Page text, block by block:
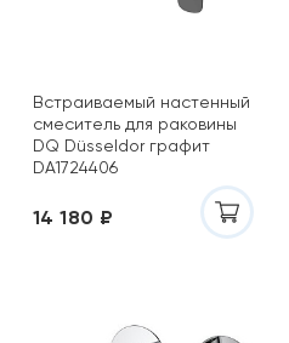
Встраиваемый настенный
смеситель для раковины
DQ Düsseldor графит
DA1724406
14 180 ₽